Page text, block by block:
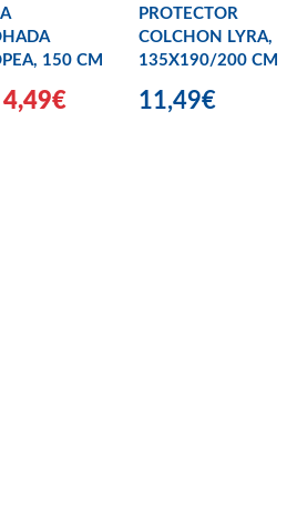
150 CM
4,49€
PROTECTOR
COLCHON LYRA,
135X190/200 CM
11,49€